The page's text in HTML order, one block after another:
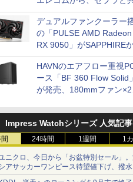
開発
デュアルファンクーラー
の「PULSE AMD Radeon
RX 9050」がSAPPHIRE
HAVNのエアフロー重視
ース「BF 360 Flow Solid」
が発売、180mmファン×2
Impress Watchシリーズ 人気記事
24時間 1週間 1
ニクロ、今日から「お盆特別セール」
アサッカーワンピース待望値下げ、撥
ョーツは1990円に